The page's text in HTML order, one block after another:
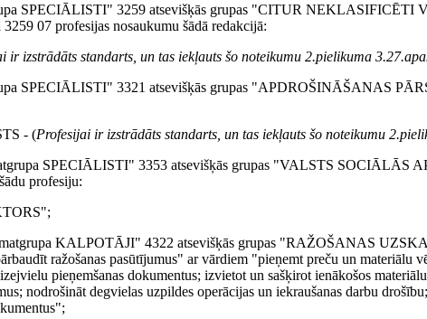
SPECIĀLISTI" 3259 atsevišķās grupas "CITUR NEKLASIFICĒTI
07 profesijas nosaukumu šādā redakcijā:
ir izstrādāts standarts, un tas iekļauts šo noteikumu 2.pielikuma
SPECIĀLISTI" 3321 atsevišķās grupas "APDROŠINĀŠANAS
- (Profesijai ir izstrādāts standarts, un tas iekļauts šo noteikumu
SPECIĀLISTI" 3353 atsevišķās grupas "VALSTS
profesiju:
KALPOTĀJI" 4322 atsevišķās grupas "RAŽOŠANAS
ražošanas pasūtījumus" ar vārdiem "pieņemt preču un materiālu
pieņemšanas dokumentus; izvietot un sašķirot ienākošos
nodrošināt degvielas uzpildes operācijas un iekraušanas darbu